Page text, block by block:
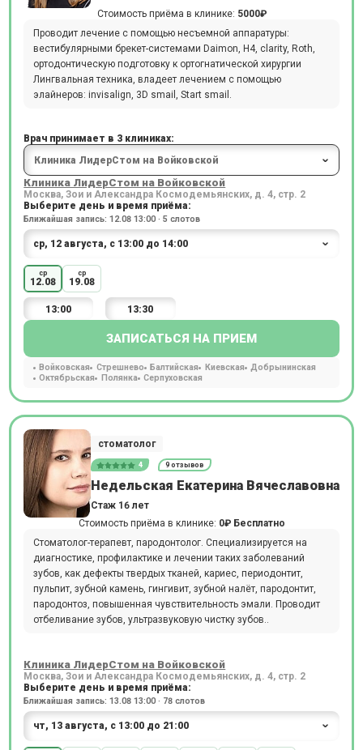
Стоимость приёма в клинике: 5000₽
Проводит лечение с помощью несъемной аппаратуры:
вестибулярными брекет-системами Daimon, H4, clarity, Roth,
ортодонтическую подготовку к ортогнатической хирургии
Лингвальная техника, владеет лечением с помощью
элайнеров: invisalign, 3D smail, Start smail.
Врач принимает в 3 клиниках:
Клиника ЛидерСтом на Войковской
Москва, Зои и Александра Космодемьянских, д. 4, стр. 2
Выберите день и время приёма:
Ближайшая запись: 12.08 13:00 · 5 слотов
ср
12.08
ср
19.08
13:00 13:30
ЗАПИСАТЬСЯ НА ПРИЕМ
Войковская Стрешнево Балтийская Киевская
Добрынинская
Октябрьская
Полянка Серпуховская
стоматолог
4 9 отзывов
Недельская Екатерина Вячеславовна
Стаж 16 лет
Стоимость приёма в клинике: 0₽ Бесплатно
Стоматолог-терапевт, пародонтолог. Специализируется на
диагностике, профилактике и лечении таких заболеваний
зубов, как дефекты твердых тканей, кариес, периодонтит,
пульпит, зубной камень, гингивит, зубной налёт, пародонтит,
пародонтоз, повышенная чувствительность эмали. Проводит
отбеливание зубов, ультразвуковую чистку зубов..
Клиника ЛидерСтом на Войковской
Москва, Зои и Александра Космодемьянских, д. 4, стр. 2
Выберите день и время приёма:
Ближайшая запись: 13.08 13:00 · 78 слотов